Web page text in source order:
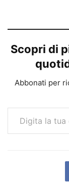
Scopri di
Abbonati per
Digita la tua e-mail...